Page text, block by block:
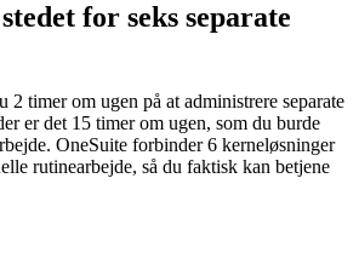
for seks separate
2 timer om ugen på at administrere separate
er det 15 timer om ugen, som du burde
OneSuite forbinder 6 kerneløsninger
rutinearbejde, så du faktisk kan betjene